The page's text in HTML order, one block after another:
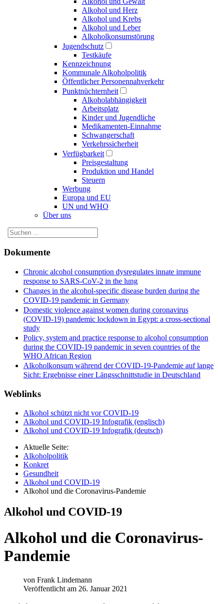
Alkohol und Herz
Alkohol und Krebs
Alkohol und Leber
Alkoholkonsumstörung
Jugendschutz
Testkäufe
Kennzeichnung
Kommunale Alkoholpolitik
Öffentlicher Personennahverkehr
Punktnüchternheit
Alkoholabhängigkeit
Arbeitsplatz
Kinder und Jugendliche
Medikamenten-Einnahme
Schwangerschaft
Verkehrssicherheit
Verfügbarkeit
Preisgestaltung
Produktion und Handel
Steuern
Werbung
Europa und EU
UN und WHO
Über uns
Dokumente
Chronic alcohol consumption dysregulates innate immune
response to SARS-CoV-2 in the lung
Changes in the alcohol-specific disease burden during the
COVID-19 pandemic in Germany
Domestic violence against women during coronavirus
(COVID-19) pandemic lockdown in Egypt: a cross-sectional
study
Policy, system and practice response to alcohol consumption
during the COVID-19 pandemic in seven countries of the
WHO African Region
Alkoholkonsum während der COVID-19-Pandemie auf lange
Sicht: Ergebnisse einer Längsschnittstudie in Deutschland
Weblinks
Alkohol schützt nicht vor COVID-19
Alkohol und COVID-19 Infografik (englisch)
Alkohol und COVID-19 Infografik (deutsch)
Aktuelle Seite:
Alkoholpolitik
Konkret
Gesundheit
Alkohol und COVID-19
Alkohol und die Coronavirus-Pandemie
Alkohol und COVID-19
Alkohol und die Coronavirus-
Pandemie
von Frank Lindemann
Veröffentlicht am 26. Januar 2021